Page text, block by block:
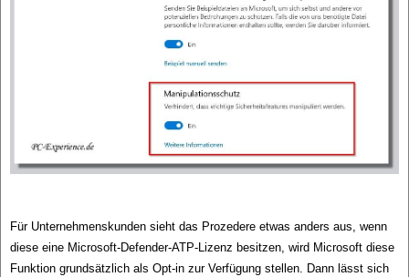
Für Unternehmenskunden sieht das Prozedere etwas anders aus, wenn
diese eine Microsoft-Defender-ATP-Lizenz besitzen, wird Microsoft diese
Funktion grundsätzlich als Opt-in zur Verfügung stellen. Dann lässt sich